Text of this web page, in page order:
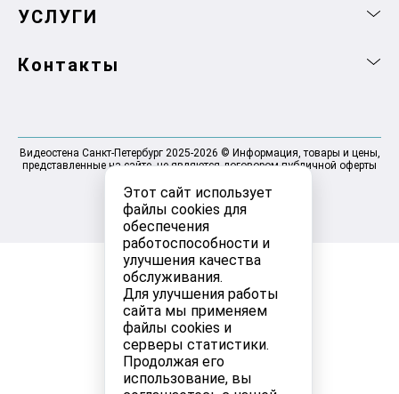
Этот сайт использует
файлы cookies для
обеспечения
работоспособности и
улучшения качества
обслуживания.
Для улучшения работы
сайта мы применяем
файлы cookies и
серверы статистики.
Продолжая его
использование, вы
УСЛУГИ
Контакты
Видеостена Санкт-Петербург 2025-2026 © Информация, товары и цены,
представленные на сайте, не являются договором публичной оферты